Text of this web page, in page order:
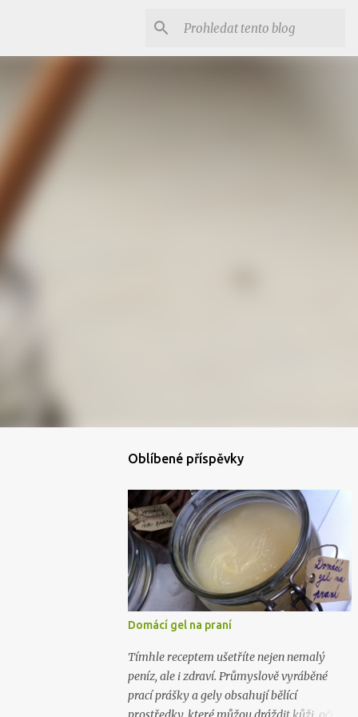
Oblíbené příspěvky
Domácí gel na praní
Tímhle receptem ušetříte nejen nemalý
peníz, ale i zdraví. Průmyslově vyráběné
prací prášky a gely obsahují bělící